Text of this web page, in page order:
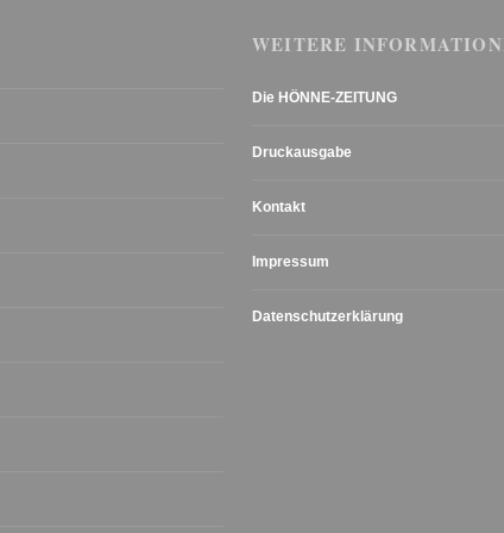
WEITERE
Die HÖNNE-ZEITUNG
Druckausgabe
Kontakt
Impressum
Datenschutzerklärung